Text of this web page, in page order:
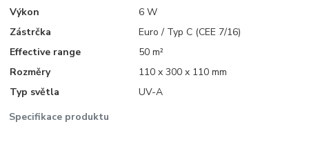
Specifikace produktu
Výkon
6 W
Zástrčka
Euro / Typ C (CEE 7/16)
Effective range
50 m²
Rozměry
110 x 300 x 110 mm
Typ světla
UV-A